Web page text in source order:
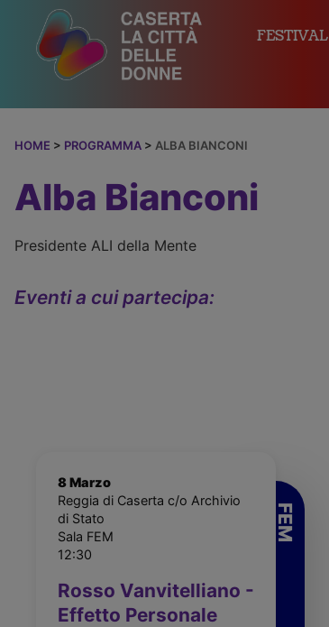
FESTIVAL
HOME > PROGRAMMA > ALBA BIANCONI
Alba Bianconi
Presidente ALI della Mente
Eventi a cui partecipa:
8 Marzo
Reggia di Caserta c/o Archivio
di Stato
Sala FEM
12:30
Rosso Vanvitelliano -
Effetto Personale